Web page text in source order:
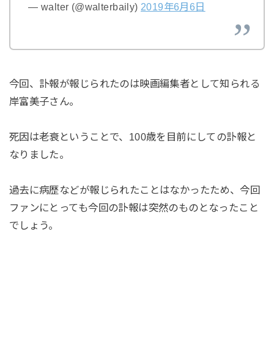
— walter (@walterbaily) 2019年6月6日
今回、訃報が報じられたのは映画編集者として知られる
岸富美子さん。
死因は老衰ということで、100歳を目前にしての訃報と
なりました。
過去に病歴などが報じられたことはなかったため、今回
ファンにとっても今回の訃報は突然のものとなったこと
でしょう。